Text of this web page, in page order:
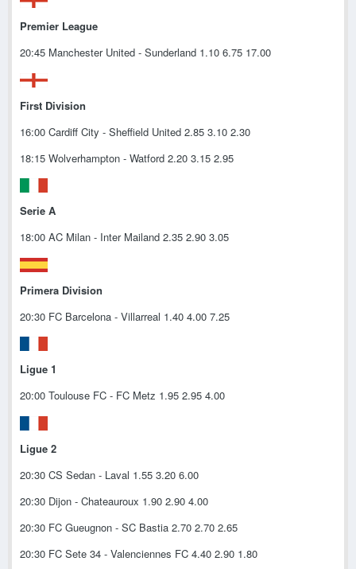
Premier League
20:45 Manchester United - Sunderland 1.10 6.75 17.00
First Division
16:00 Cardiff City - Sheffield United 2.85 3.10 2.30
18:15 Wolverhampton - Watford 2.20 3.15 2.95
Serie A
18:00 AC Milan - Inter Mailand 2.35 2.90 3.05
Primera Division
20:30 FC Barcelona - Villarreal 1.40 4.00 7.25
Ligue 1
20:00 Toulouse FC - FC Metz 1.95 2.95 4.00
Ligue 2
20:30 CS Sedan - Laval 1.55 3.20 6.00
20:30 Dijon - Chateauroux 1.90 2.90 4.00
20:30 FC Gueugnon - SC Bastia 2.70 2.70 2.65
20:30 FC Sete 34 - Valenciennes FC 4.40 2.90 1.80